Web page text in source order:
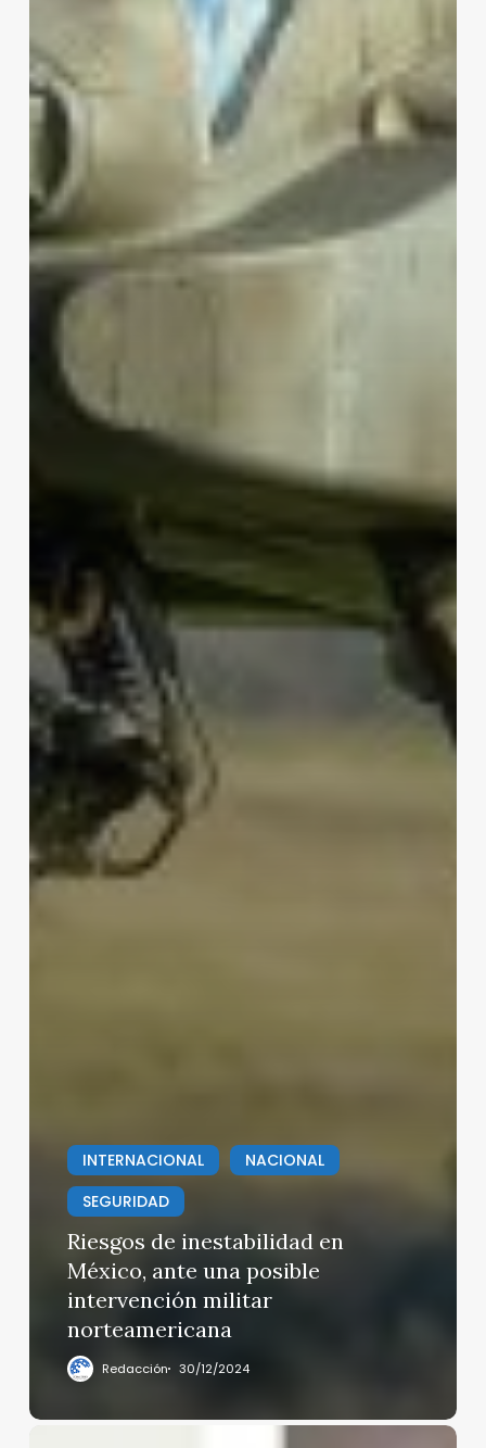
INTERNACIONAL
NACIONAL
SEGURIDAD
Riesgos de inestabilidad en
México, ante una posible
intervención militar
norteamericana
Redacción 30/12/2024